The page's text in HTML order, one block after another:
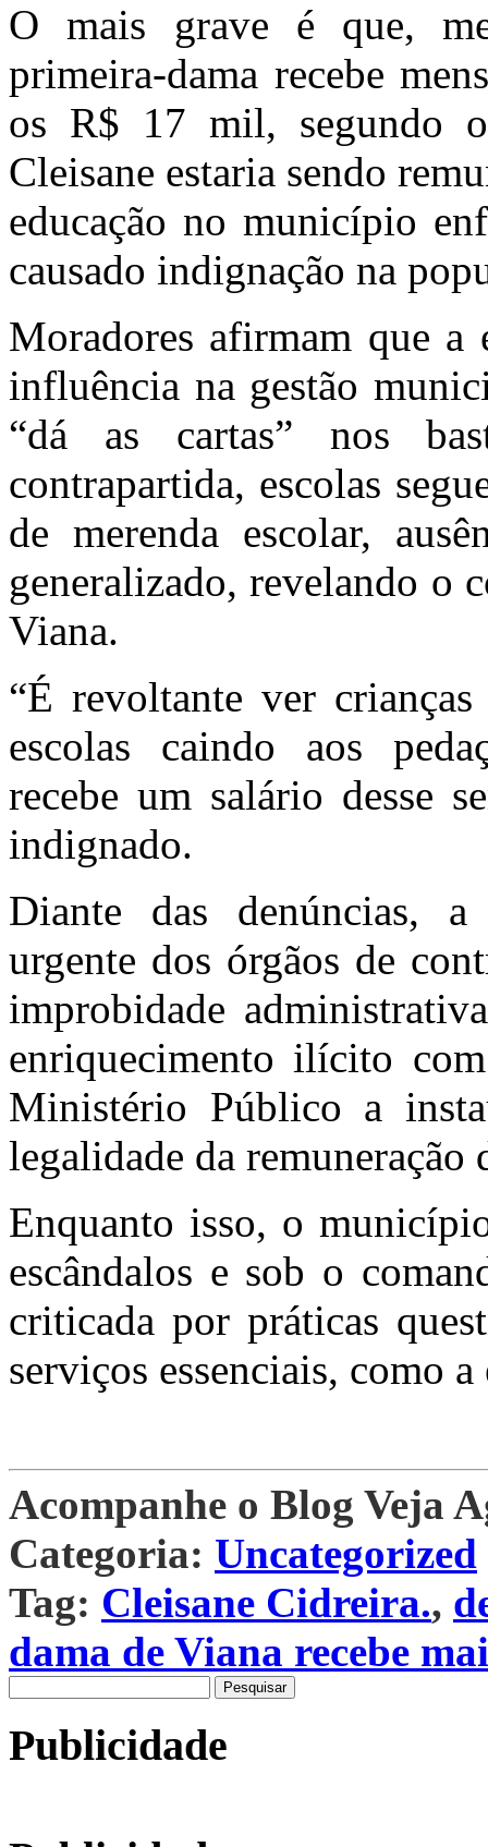
O mais grave é que,
primeira-dama recebe
os R$ 17 mil, segundo
Cleisane estaria sendo
educação no município
causado indignação na
Moradores afirmam que a
influência na gestão
“dá as cartas” nos
contrapartida, escolas
de merenda escolar,
generalizado, revelando o
Viana.
“É revoltante ver
escolas caindo aos
recebe um salário desse
indignado.
Diante das denúncias, a
urgente dos órgãos de
improbidade
enriquecimento ilícito
Ministério Público a
legalidade da remuneração
Enquanto isso, o
escândalos e sob o
criticada por práticas
serviços essenciais, como a
Acompanhe o Blog Veja
Categoria: Uncategorized
Tag: Cleisane Cidreira.,
dama de Viana recebe
por:
Publicidade